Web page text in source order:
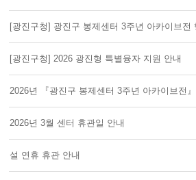
[광진구청] 광진구 봉제센터 3주년 아카이브전
[광진구청] 2026 광진형 특별융자 지원 안내
2026년 『광진구 봉제센터 3주년 아카이브전
2026년 3월 센터 휴관일 안내
설 연휴 휴관 안내